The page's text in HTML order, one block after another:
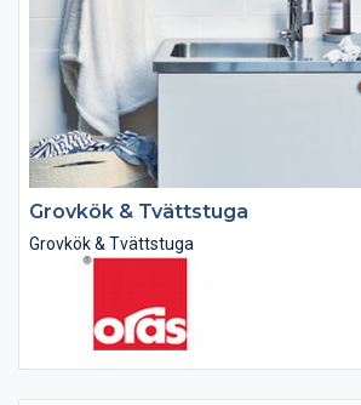
Grovkök & Tvättstuga
Grovkök & Tvättstuga